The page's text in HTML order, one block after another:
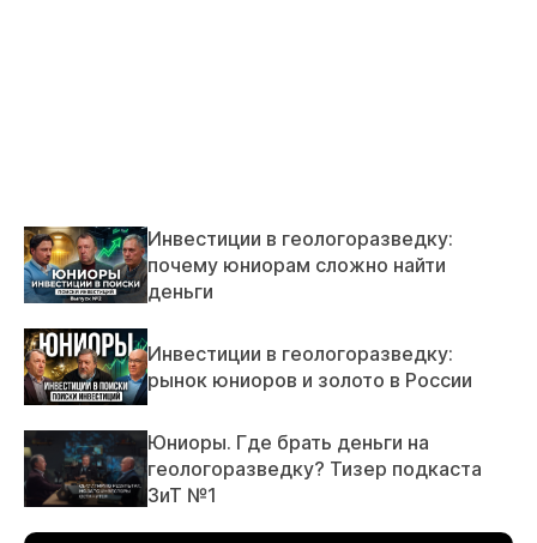
Инвестиции в геологоразведку:
почему юниорам сложно найти
деньги
Инвестиции в геологоразведку:
рынок юниоров и золото в России
Юниоры. Где брать деньги на
геологоразведку? Тизер подкаста
ЗиТ №1